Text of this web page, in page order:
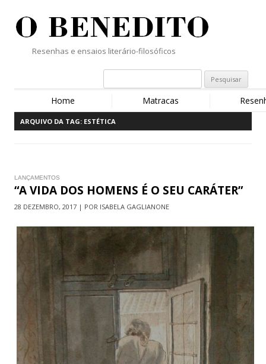
Resenhas e ensaios literário-filosóficos
Home Matracas
ARQUIVO DA TAG: ESTÉTICA
LANÇAMENTOS
“A VIDA DOS HOMENS É O SEU CARÁTER”
28 DEZEMBRO, 2017 | POR ISABELA GAGLIANONE